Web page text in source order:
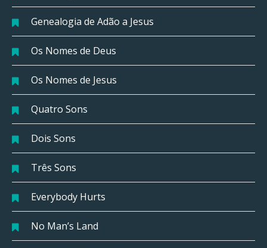
Genealogia de Adão a Jesus
Os Nomes de Deus
Os Nomes de Jesus
Quatro Sons
Dois Sons
Três Sons
Everybody Hurts
No Man’s Land